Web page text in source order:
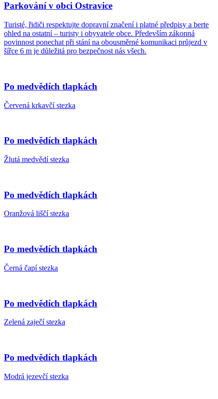
Parkování v obci Ostravice
Turisté, řidiči respektujte dopravní značení i platné předpisy a berte
ohled na ostatní – turisty i obyvatele obce. Především zákonná
povinnost ponechat při stání na obousměrné komunikaci průjezd v
šířce 6 m je důležitá pro bezpečnost nás všech.
Po medvědích tlapkách
Červená krkavčí stezka
Po medvědích tlapkách
Žlutá medvědí stezka
Po medvědích tlapkách
Oranžová liščí stezka
Po medvědích tlapkách
Černá čapí stezka
Po medvědích tlapkách
Zelená zaječí stezka
Po medvědích tlapkách
Modrá jezevčí stezka